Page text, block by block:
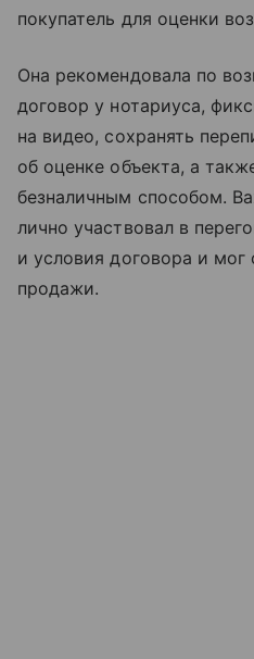
покупатель для оценки
Она рекомендовала по
договор у нотариуса,
на видео, сохранять
об оценке объекта, а
безналичным способом.
лично участвовал в
и условия договора и мог
продажи.